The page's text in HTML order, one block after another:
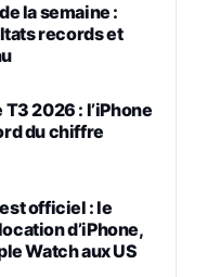
la semaine :
records et
2026 : l’iPhone
du chiffre
officiel : le
d’iPhone,
Watch aux US